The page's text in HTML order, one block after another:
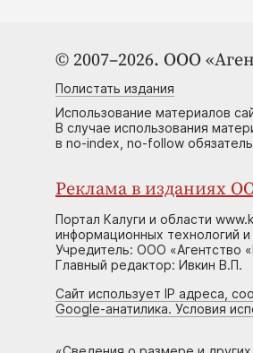
© 2007–2026. ООО
Полистать издания
Использование материалов
В случае использования
в no-index, no-follow
Реклама в изданиях
Портал Калуги и области
информационных технологий
Учредитель: ООО «Агентство
Главный редактор: Ивкин В.П.
Сайт использует IP адреса,
Google-анатилика. Условия